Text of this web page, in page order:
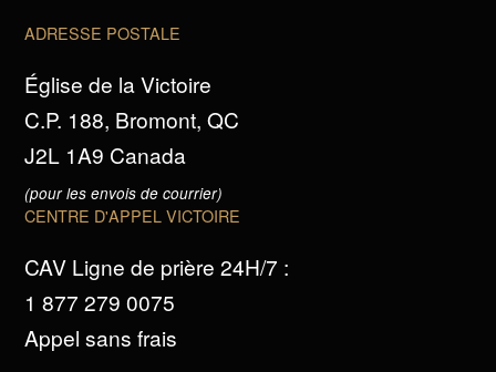
ADRESSE POSTALE
Église de la Victoire
C.P. 188, Bromont, QC
J2L 1A9 Canada
(pour les envois de courrier)
CENTRE D'APPEL VICTOIRE
CAV Ligne de prière 24H/7 :
1 877 279 0075
Appel sans frais